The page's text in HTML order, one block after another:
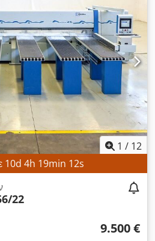
και τεχνικών/εμπορικών εγγράφων
αγοραστής έχει το δικαίωμα να
από την παραλαβή και
την εγκατάσταση, την ασφάλιση
στον τελικό προορισμό.
1 / 12
10d 4h 19min 11s
22
9.500 €